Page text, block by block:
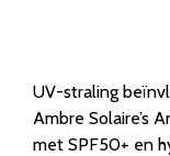
UV-straling
Ambre Solaire’s
met SPF50+ en